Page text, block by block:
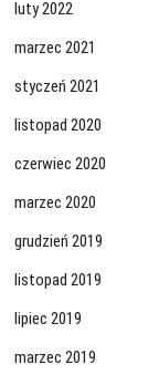
luty 2022
marzec 2021
styczeń 2021
listopad 2020
czerwiec 2020
marzec 2020
grudzień 2019
listopad 2019
lipiec 2019
marzec 2019